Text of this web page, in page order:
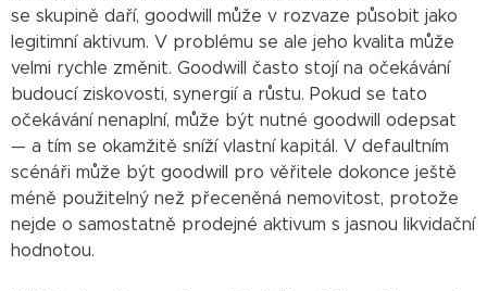
se skupině daří, goodwill může v rozvaze působit jako
legitimní aktivum. V problému se ale jeho kvalita může
velmi rychle změnit. Goodwill často stojí na očekávání
budoucí ziskovosti, synergií a růstu. Pokud se tato
očekávání nenaplní, může být nutné goodwill odepsat
— a tím se okamžitě sníží vlastní kapitál. V defaultním
scénáři může být goodwill pro věřitele dokonce ještě
méně použitelný než přeceněná nemovitost, protože
nejde o samostatně prodejné aktivum s jasnou likvidační
hodnotou.